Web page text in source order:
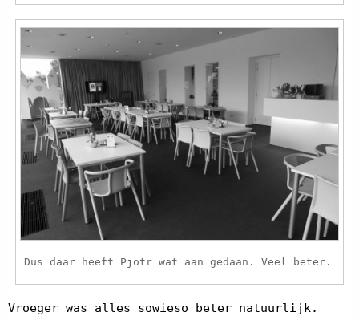
Dus daar heeft Pjotr wat aan gedaan. Veel beter.
Vroeger was alles sowieso beter natuurlijk.